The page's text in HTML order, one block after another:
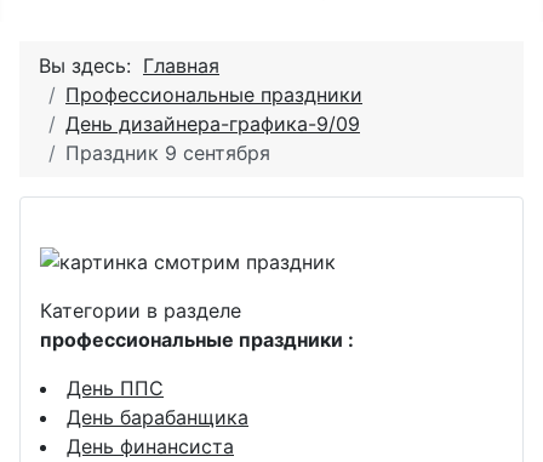
Вы здесь: Главная
Профессиональные праздники
День дизайнера-графика-9/09
Праздник 9 сентября
Категории в разделе
профессиональные праздники :
День ППС
День барабанщика
День финансиста